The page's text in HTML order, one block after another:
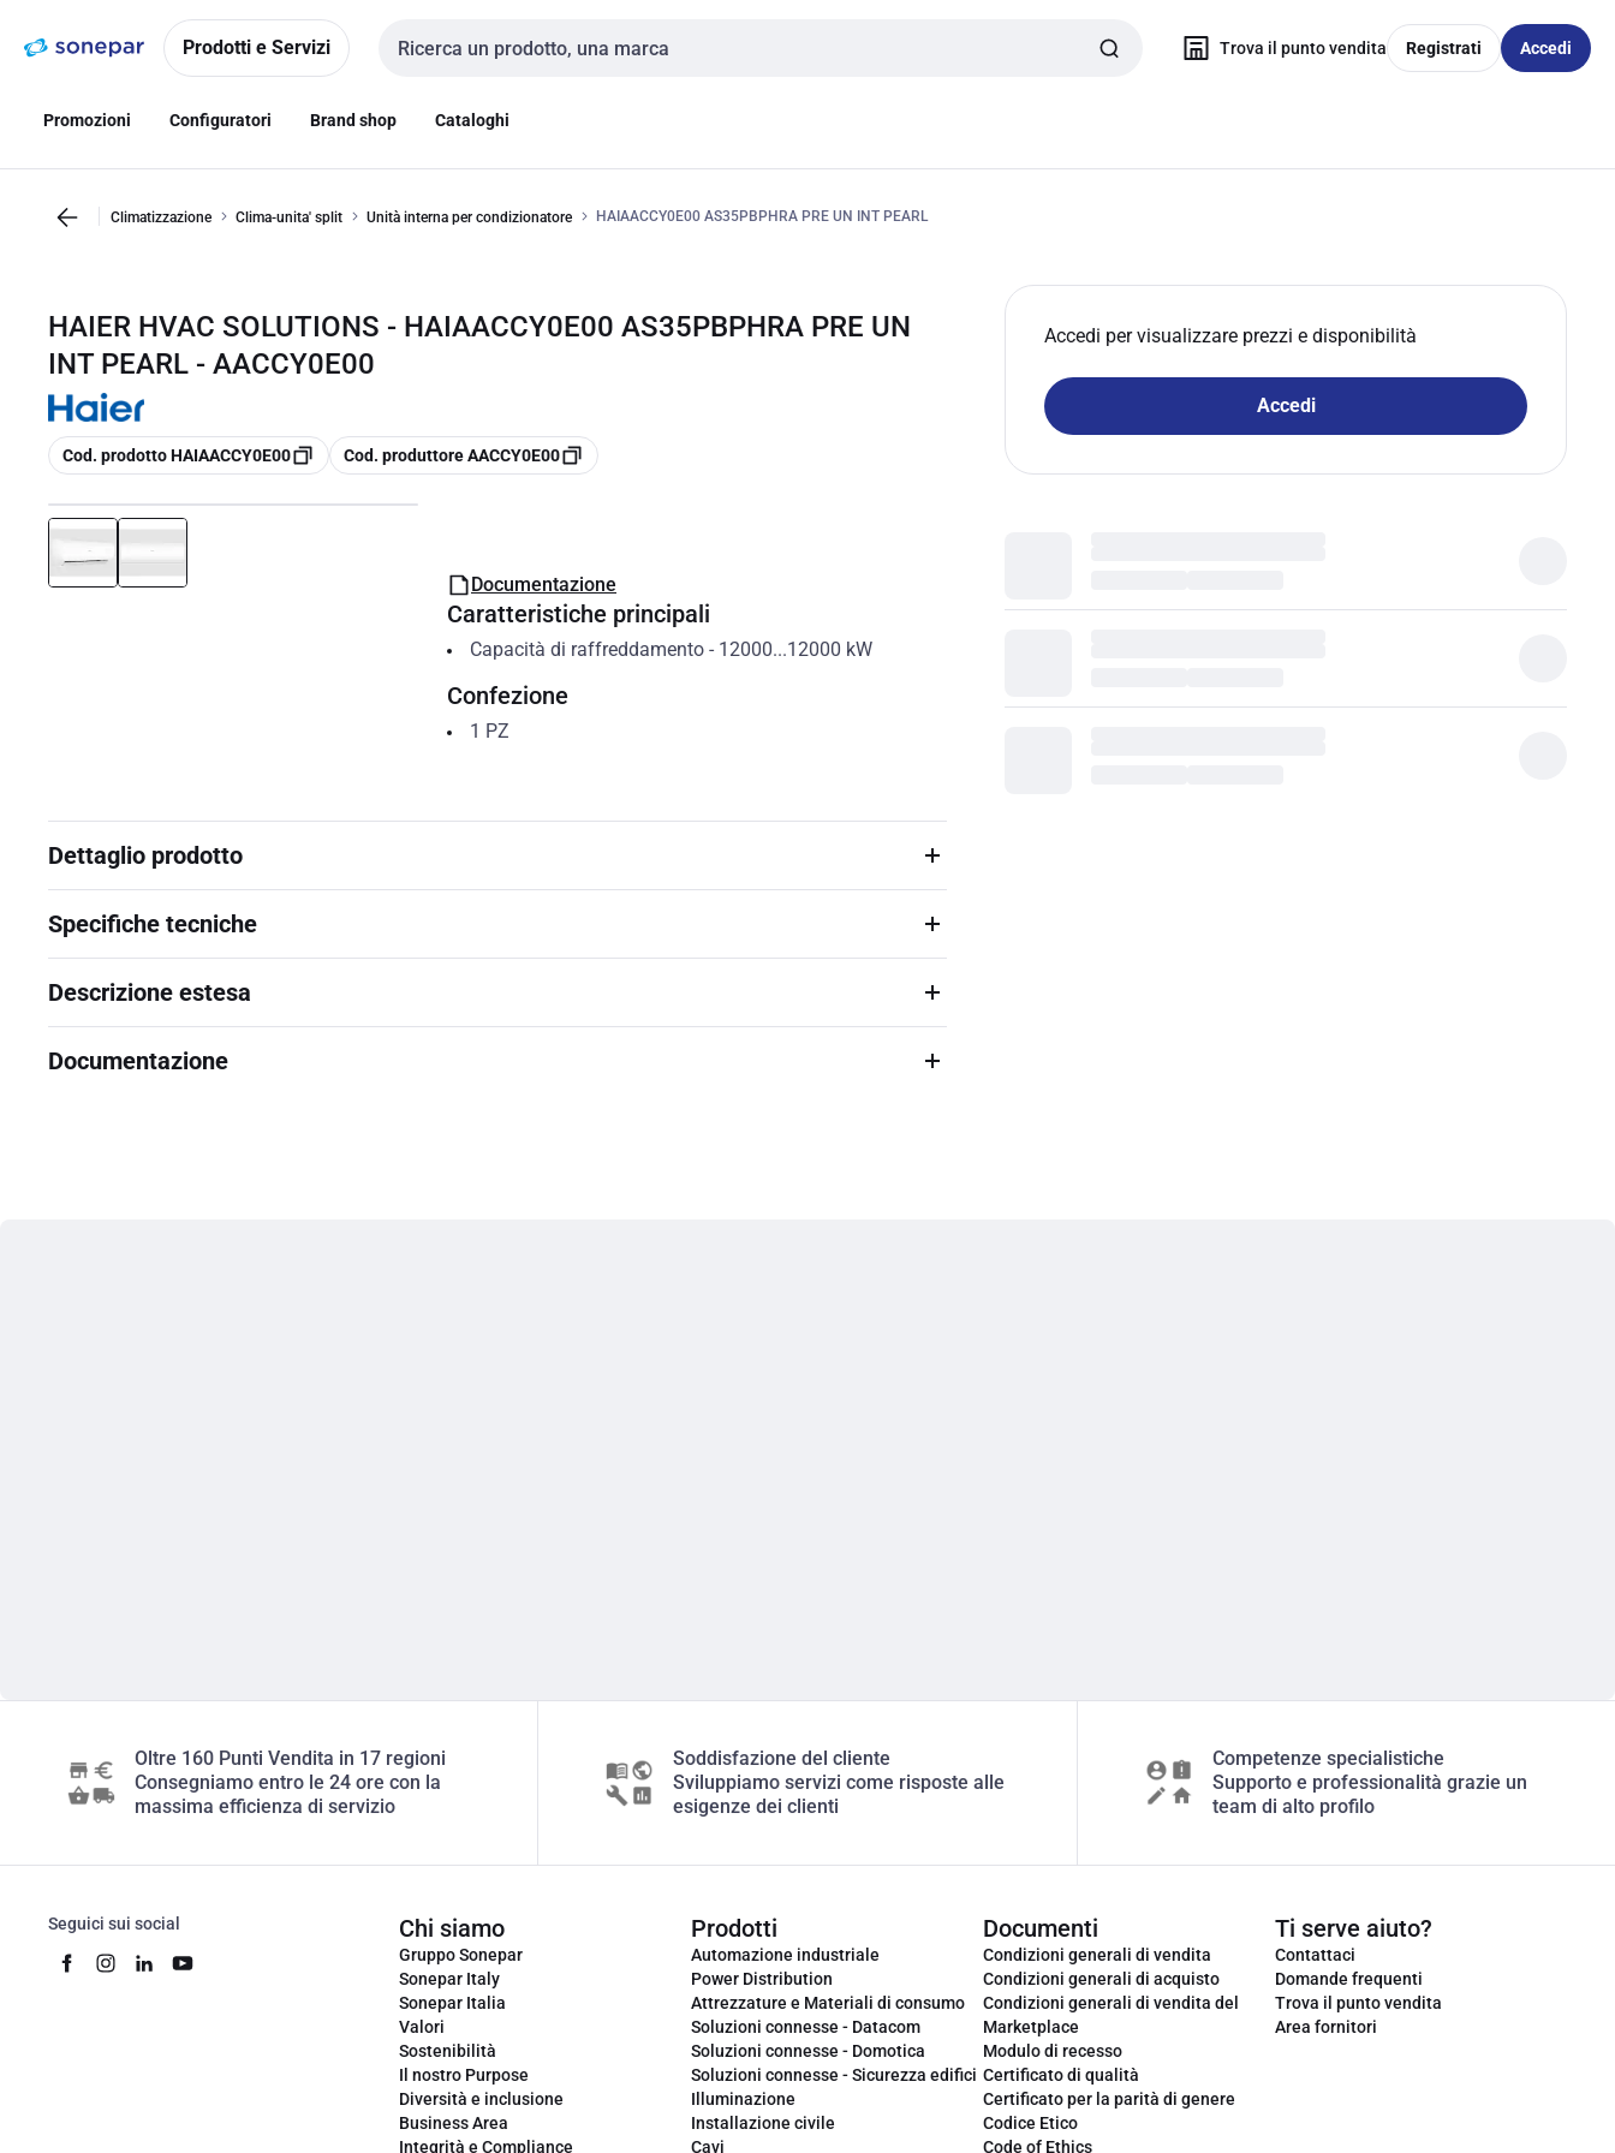
navigazionealla
Prodotti e Servizi
Cerca input
Trova il punto vendita Registrati Accedi
Promozioni Configuratori Brand shop Cataloghi
Climatizzazione Clima-unita' split Unità interna per condizionatore HAIAACCY0E00 AS35PBPHRA PRE UN INT PEARL
HAIER HVAC SOLUTIONS - HAIAACCY0E00 AS35PBPHRA PRE UN
INT PEARL - AACCY0E00
copia
Cod. prodotto HAIAACCY0E00 copia
Cod. produttore AACCY0E00
Accedi per visualizzare prezzi e disponibilità
Accedi
Documentazione
Caratteristiche principali
Capacità di raffreddamento- 12000...12000 kW
Confezione
1 PZ
Dettaglio prodotto
Specifiche tecniche
Descrizione estesa
Documentazione
Oltre 160 Punti Vendita in 17 regioni
Consegniamo entro le 24 ore con la
massima efficienza di servizio
Soddisfazione del cliente
Sviluppiamo servizi come risposte alle
esigenze dei clienti
Competenze specialistiche
Supporto e professionalità grazie un
team di alto profilo
Seguici sui social Chi siamo
Gruppo Sonepar
Sonepar Italy
Sonepar Italia
Valori
Sostenibilità
Il nostro Purpose
Diversità e inclusione
Business Area
Integrità e Compliance
Prodotti
Automazione industriale
Power Distribution
Attrezzature e Materiali di consumo
Soluzioni connesse - Datacom
Soluzioni connesse - Domotica
Soluzioni connesse - Sicurezza edifici
Illuminazione
Installazione civile
Cavi
Documenti
Condizioni generali di vendita
Condizioni generali di acquisto
Condizioni generali di vendita del
Marketplace
Modulo di recesso
Certificato di qualità
Certificato per la parità di genere
Codice Etico
Code of Ethics
Ti serve aiuto?
Contattaci
Domande frequenti
Trova il punto vendita
Area fornitori